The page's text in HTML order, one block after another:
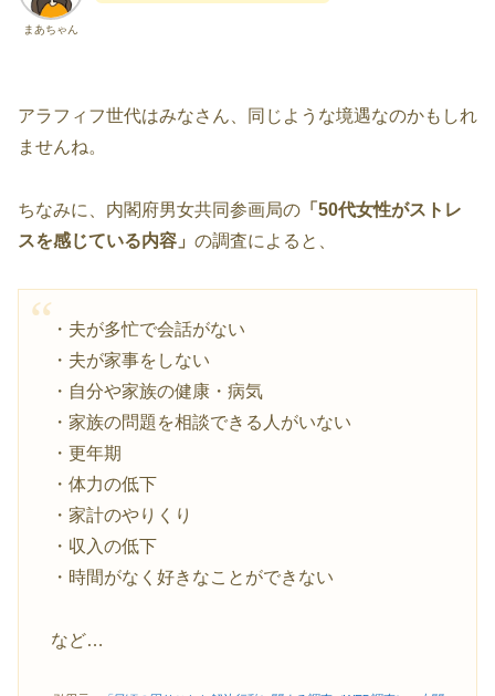
まあちゃん
アラフィフ世代はみなさん、同じような境遇なのかもしれ
ませんね。
ちなみに、内閣府男女共同参画局の 「50代女性がストレ
スを感じている内容」 の調査によると、
・夫が多忙で会話がない
・夫が家事をしない
・自分や家族の健康・病気
・家族の問題を相談できる人がいない
・更年期
・体力の低下
・家計のやりくり
・収入の低下
・時間がなく好きなことができない
など…